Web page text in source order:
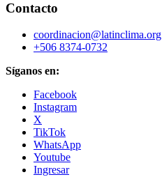
Contacto
coordinacion@latinclima.org
+506 8374-0732
Síganos en:
Facebook
Instagram
X
TikTok
WhatsApp
Youtube
Ingresar